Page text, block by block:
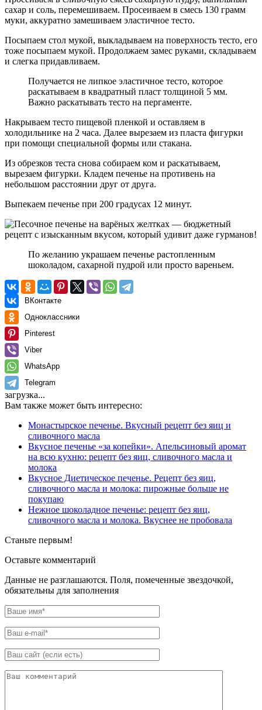
сахар и соль, перемешиваем. Просеиваем в смесь 130 грамм
муки, аккуратно замешиваем эластичное тесто.
Посыпаем стол мукой, выкладываем на поверхность тесто, его
тоже посыпаем мукой. Продолжаем замес руками, складываем
и слегка придавливаем.
Получается не липкое эластичное тесто, которое
раскатываем в квадратный пласт толщиной 5 мм.
Важно раскатывать тесто на пергаменте.
Накрываем тесто пищевой пленкой и оставляем в
холодильнике на 2 часа. Далее вырезаем из пласта фигурки
при помощи специальной формы или стакана.
Из обрезков теста снова собираем ком и раскатываем,
вырезаем фигурки. Кладем печенье на противень на
небольшом расстоянии друг от друга.
Выпекаем печенье при 200 градусах 12 минут.
По желанию украшаем печенье растопленным
шоколадом, сахарной пудрой или просто вареньем.
ВКонтакте
Одноклассники
Pinterest
Viber
WhatsApp
Telegram
загрузка...
Вам также может быть интересно:
Монастырское печенье. Вкусный рецепт без яиц и
сливочного масла
Вкусное печенье «за копейки». Апельсиновый аромат
на всю кухню: рецепт без яиц, сливочного масла и
молока
Вкусное Диетическое печенье. Рецепт без яиц,
сливочного масла и молока: пирожные больше не
покупаю
Нежное шоколадное печенье: рецепт без яиц,
сливочного масла и молока. Вкуснее не пробовала
Станьте первым!
Оставьте комментарий
Данные не разглашаются. Поля, помеченные звездочкой,
обязательны для заполнения